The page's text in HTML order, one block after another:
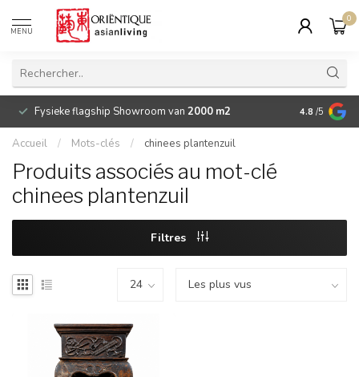
MENU
0
Fysieke flagship Showroom van 2000 m2 Betaalbare
4.8 /5
Accueil / Mots-clés / chinees plantenzuil
Produits associés au mot-clé
chinees plantenzuil
Filtres